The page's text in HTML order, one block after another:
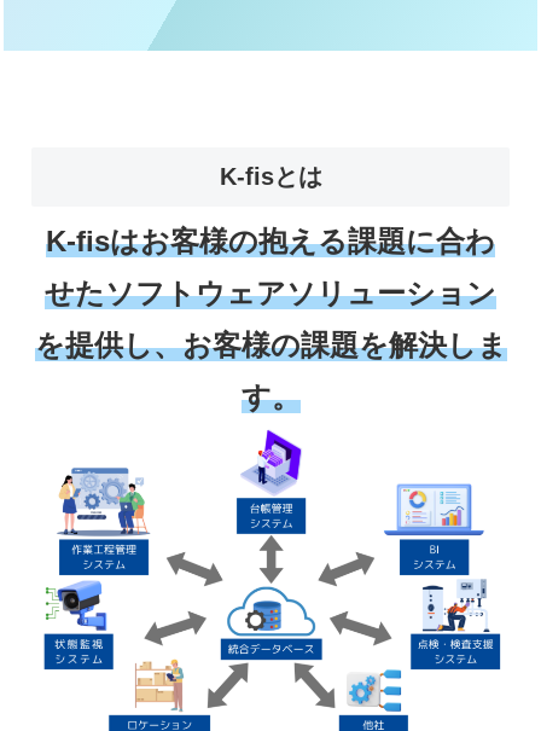
K-fisとは
K-fisはお客様の抱える課題に合わ
せたソフトウェアソリューション
を提供し、お客様の課題を解決しま
す。